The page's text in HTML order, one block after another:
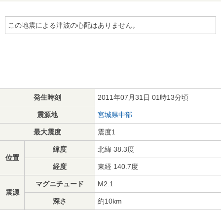
この地震による津波の心配はありません。
発生時刻 2011年07月31日 01時13分頃
震源地 宮城県中部
最大震度 震度1
位置
緯度 北緯 38.3度
経度 東経 140.7度
震源
マグニチュード M2.1
深さ 約10km